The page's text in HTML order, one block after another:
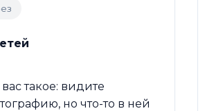
такое: видите
но что-то в ней